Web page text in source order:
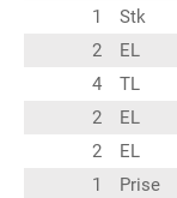
1
Stk
2
EL
4
TL
2
EL
2
EL
1
Prise